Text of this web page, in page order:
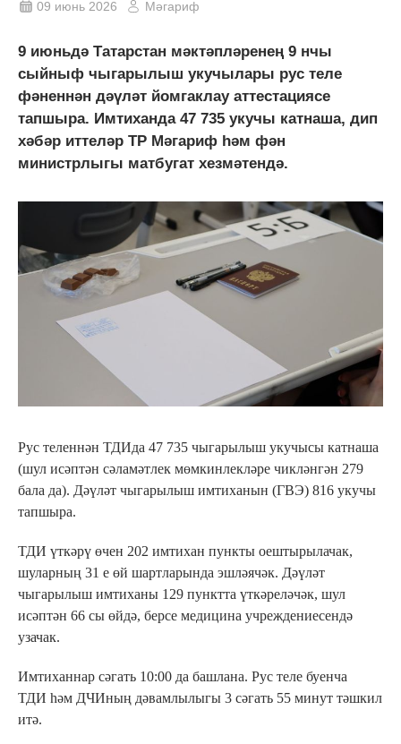
09 июнь 2026 Мәгариф
9 июньдә Татарстан мәктәпләренең 9 нчы
сыйныф чыгарылыш укучылары рус теле
фәненнән дәүләт йомгаклау аттестациясе
тапшыра. Имтиханда 47 735 укучы катнаша, дип
хәбәр иттеләр ТР Мәгариф һәм фән
министрлыгы матбугат хезмәтендә.
Рус теленнән ТДИда 47 735 чыгарылыш укучысы катнаша
(шул исәптән сәламәтлек мөмкинлекләре чикләнгән 279
бала да). Дәүләт чыгарылыш имтиханын (ГВЭ) 816 укучы
тапшыра.
ТДИ үткәрү өчен 202 имтихан пункты оештырылачак,
шуларның 31 е өй шартларында эшләячәк. Дәүләт
чыгарылыш имтиханы 129 пунктта үткәреләчәк, шул
исәптән 66 сы өйдә, берсе медицина учреждениесендә
узачак.
Имтиханнар сәгать 10:00 да башлана. Рус теле буенча
ТДИ һәм ДЧИның дәвамлылыгы 3 сәгать 55 минут тәшкил
итә.